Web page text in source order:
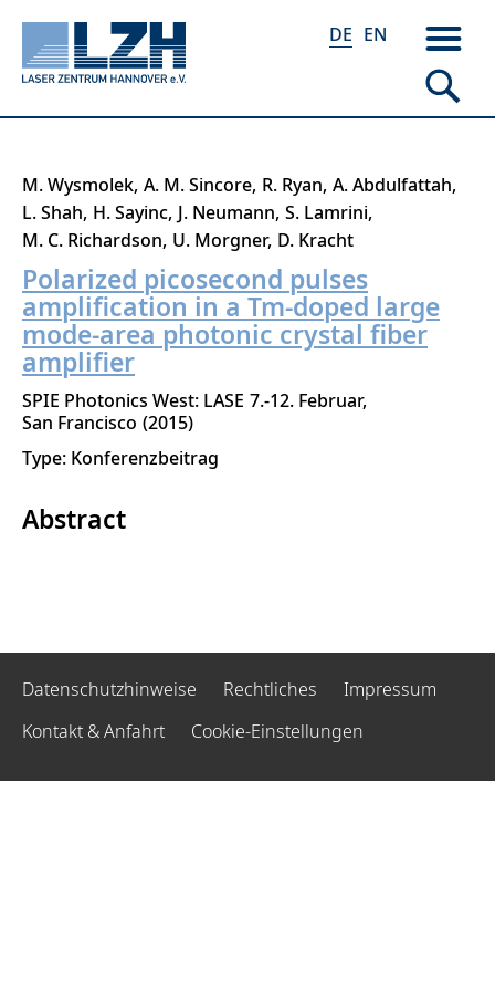
Direkt
zum
Inhalt
DE EN
M. Wysmolek A. M. Sincore R. Ryan A. Abdulfattah
L. Shah H. Sayinc J. Neumann S. Lamrini
M. C. Richardson U. Morgner D. Kracht
Polarized picosecond pulses
amplification in a Tm-doped large
mode-area photonic crystal fiber
amplifier
SPIE Photonics West: LASE 7.-12. Februar
San Francisco 2015
Type: Konferenzbeitrag
Abstract
Datenschutzhinweise Rechtliches
Impressum
Kontakt & Anfahrt
Cookie-Einstellungen